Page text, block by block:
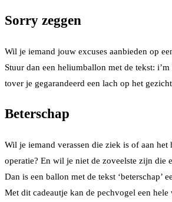
Sorry zeggen
Wil je iemand jouw excuses aanbieden op
Stuur dan een heliumballon met de tekst:
tover je gegarandeerd een lach op het
Beterschap
Wil je iemand verassen die ziek is of aan het
operatie? En wil je niet de zoveelste zijn die
Dan is een ballon met de tekst ‘beterschap’
Met dit cadeautje kan de pechvogel een hele